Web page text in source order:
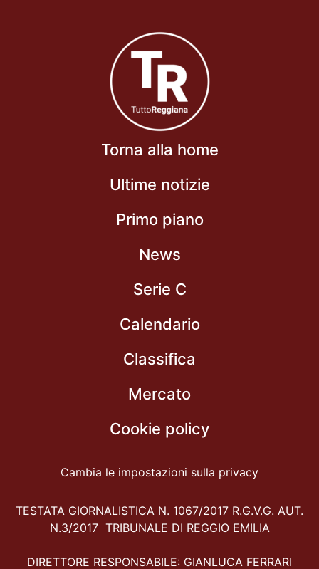
Torna alla home
Ultime notizie
Primo piano
News
Serie C
Calendario
Classifica
Mercato
Cookie policy
Cambia le impostazioni sulla privacy
TESTATA GIORNALISTICA N. 1067/2017 R.G.V.G. AUT.
N.3/2017 TRIBUNALE DI REGGIO EMILIA
DIRETTORE RESPONSABILE: GIANLUCA FERRARI